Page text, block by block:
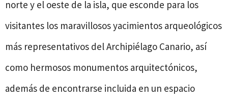
norte y el oeste de la isla, que esconde para los
visitantes los maravillosos yacimientos arqueológicos
más representativos del Archipiélago Canario, así
como hermosos monumentos arquitectónicos,
además de encontrarse incluida en un espacio